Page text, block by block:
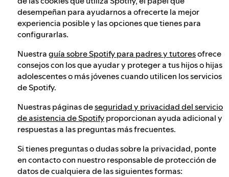
Cómo funcionan las recomendaciones
Reglamento de Servicios Digitales
desempeñan para ayudarnos a ofrecerte la mejor
experiencia posible y las opciones que tienes para
configurarlas.
Nuestraguía sobre Spotify para padres y tutoresofrece
consejos con los que ayudar y proteger a tus hijos o hijas
adolescentes o más jóvenes cuando utilicen los servicios
de Spotify.
Nuestras páginas deseguridad y privacidad del servicio
de asistencia de Spotifyproporcionan ayuda adicional y
respuestas a las preguntas más frecuentes.
Si tienes preguntas o dudas sobre la privacidad, ponte
en contacto con nuestro responsable de protección de
datos de cualquiera de las siguientes formas: